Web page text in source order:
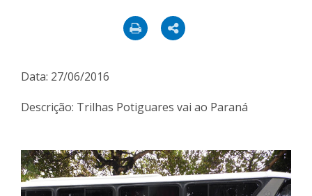
Data: 27/06/2016
Descrição: Trilhas Potiguares vai ao Paraná